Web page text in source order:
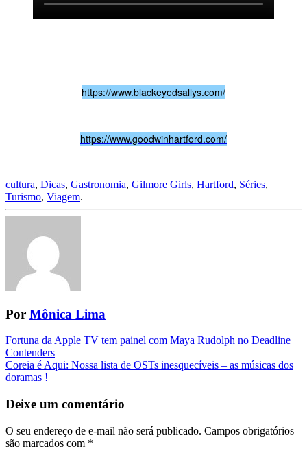
https://www.blackeyedsallys.com/
https://www.goodwinhartford.com/
cultura, Dicas, Gastronomia, Gilmore Girls, Hartford, Séries,
Turismo, Viagem.
Por Mônica Lima
Navegação
da
Postagem
Fortuna da Apple TV tem painel com Maya Rudolph no Deadline
Contenders
Coreia é Aqui: Nossa lista de OSTs inesquecíveis – as músicas dos
doramas !
Deixe um comentário
O seu endereço de e-mail não será publicado. Campos obrigatórios
são marcados com *